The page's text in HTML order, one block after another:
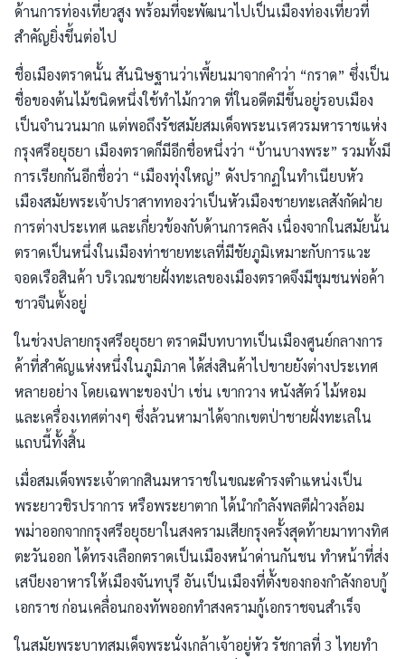
ด้านการท่องเที่ยวสูง พร้อมที่จะพัฒนาไปเป็นเมืองท่องเที่ยวที่
สำคัญยิ่งขึ้นต่อไป
ชื่อเมืองตราดนั้น สันนิษฐานว่าเพี้ยนมาจากคำว่า “กราด” ซึ่งเป็น
ชื่อของต้นไม้ชนิดหนึ่งใช้ทำไม้กวาด ที่ในอดีตมีขึ้นอยู่รอบเมือง
เป็นจำนวนมาก แต่พอถึงรัชสมัยสมเด็จพระนเรศวรมหาราชแห่ง
กรุงศรีอยุธยา เมืองตราดก็มีอีกชื่อหนึ่งว่า “บ้านบางพระ” รวมทั้งมี
การเรียกกันอีกชื่อว่า “เมืองทุ่งใหญ่” ดังปรากฏในทำเนียบหัว
เมืองสมัยพระเจ้าปราสาททองว่าเป็นหัวเมืองชายทะเลสังกัดฝ่าย
การต่างประเทศ และเกี่ยวข้องกับด้านการคลัง เนื่องจากในสมัยนั้น
ตราดเป็นหนึ่งในเมืองท่าชายทะเลที่มีชัยภูมิเหมาะกับการแวะ
จอดเรือสินค้า บริเวณชายฝั่งทะเลของเมืองตราดจึงมีชุมชนพ่อค้า
ชาวจีนตั้งอยู่
ในช่วงปลายกรุงศรีอยุธยา ตราดมีบทบาทเป็นเมืองศูนย์กลางการ
ค้าที่สำคัญแห่งหนึ่งในภูมิภาค ได้ส่งสินค้าไปขายยังต่างประเทศ
หลายอย่าง โดยเฉพาะของป่า เช่น เขากวาง หนังสัตว์ ไม้หอม
และเครื่องเทศต่างๆ ซึ่งล้วนหามาได้จากเขตป่าชายฝั่งทะเลใน
แถบนี้ทั้งสิ้น
เมื่อสมเด็จพระเจ้าตากสินมหาราชในขณะดำรงตำแหน่งเป็น
พระยาวชิรปราการ หรือพระยาตาก ได้นำกำลังพลตีฝ่าวงล้อม
พม่าออกจากกรุงศรีอยุธยาในสงครามเสียกรุงครั้งสุดท้ายมาทางทิศ
ตะวันออก ได้ทรงเลือกตราดเป็นเมืองหน้าด่านกันชน ทำหน้าที่ส่ง
เสบียงอาหารให้เมืองจันทบุรี อันเป็นเมืองที่ตั้งของกองกำลังกอบกู้
เอกราช ก่อนเคลื่อนกองทัพออกทำสงครามกู้เอกราชจนสำเร็จ
ในสมัยพระบาทสมเด็จพระนั่งเกล้าเจ้าอยู่หัว รัชกาลที่ 3 ไทยทำ